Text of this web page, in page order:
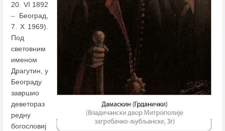
20. VI 1892
– Београд,
7. X 1969).
Под
световним
именом
Драгутин, у
Београду
завршио
деветораз
редну
богословиј